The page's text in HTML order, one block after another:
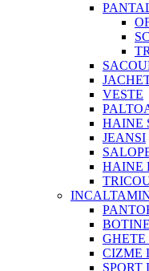
VESTE
HAINE
JEANSI
HAINE
CIZME
SPORT